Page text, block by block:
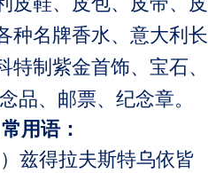
种名牌香水、意大利
特制紫金首饰、宝石
品、邮票、纪念章。
用语：
兹得拉夫斯特乌依皆